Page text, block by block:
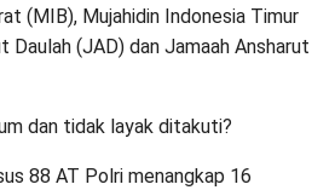
(MIB), Mujahidin Indonesia Timur
Daulah (JAD) dan Jamaah Ansharut
dan tidak layak ditakuti?
88 AT Polri menangkap 16